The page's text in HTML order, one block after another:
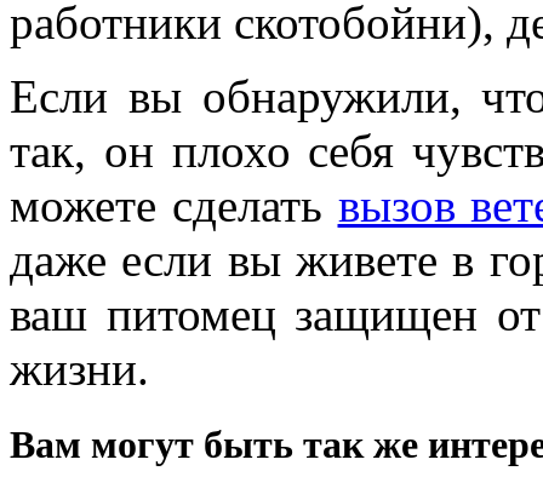
работники скотобойни),
Если вы обнаружили,
так, он плохо себя
можете сделать вызов
даже если вы живете в
ваш питомец защищен от
жизни.
Вам могут быть так же